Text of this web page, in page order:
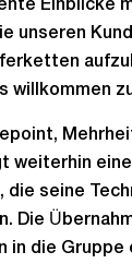
Einblicke
unseren
willkommen
weiterhin
seine
Die
in die Gruppe